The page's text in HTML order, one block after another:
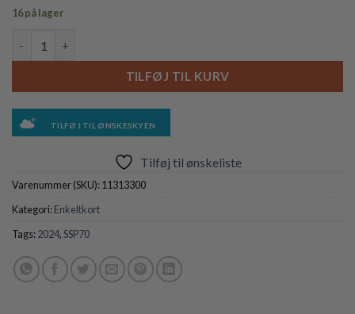
16 på lager
TILFØJ TIL KURV
TILFØJ TIL ØNSKESKYEN
Tilføj til ønskeliste
Varenummer (SKU):11313300
Kategori:Enkeltkort
Tags:2024,SSP70